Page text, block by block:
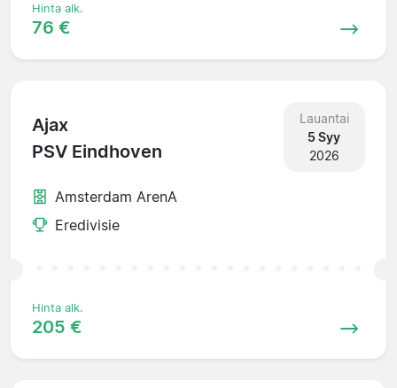
Hinta alk.
76 €
Ajax
PSV Eindhoven
Lauantai
5 Syy
2026
Amsterdam ArenA
Eredivisie
Hinta alk.
205 €